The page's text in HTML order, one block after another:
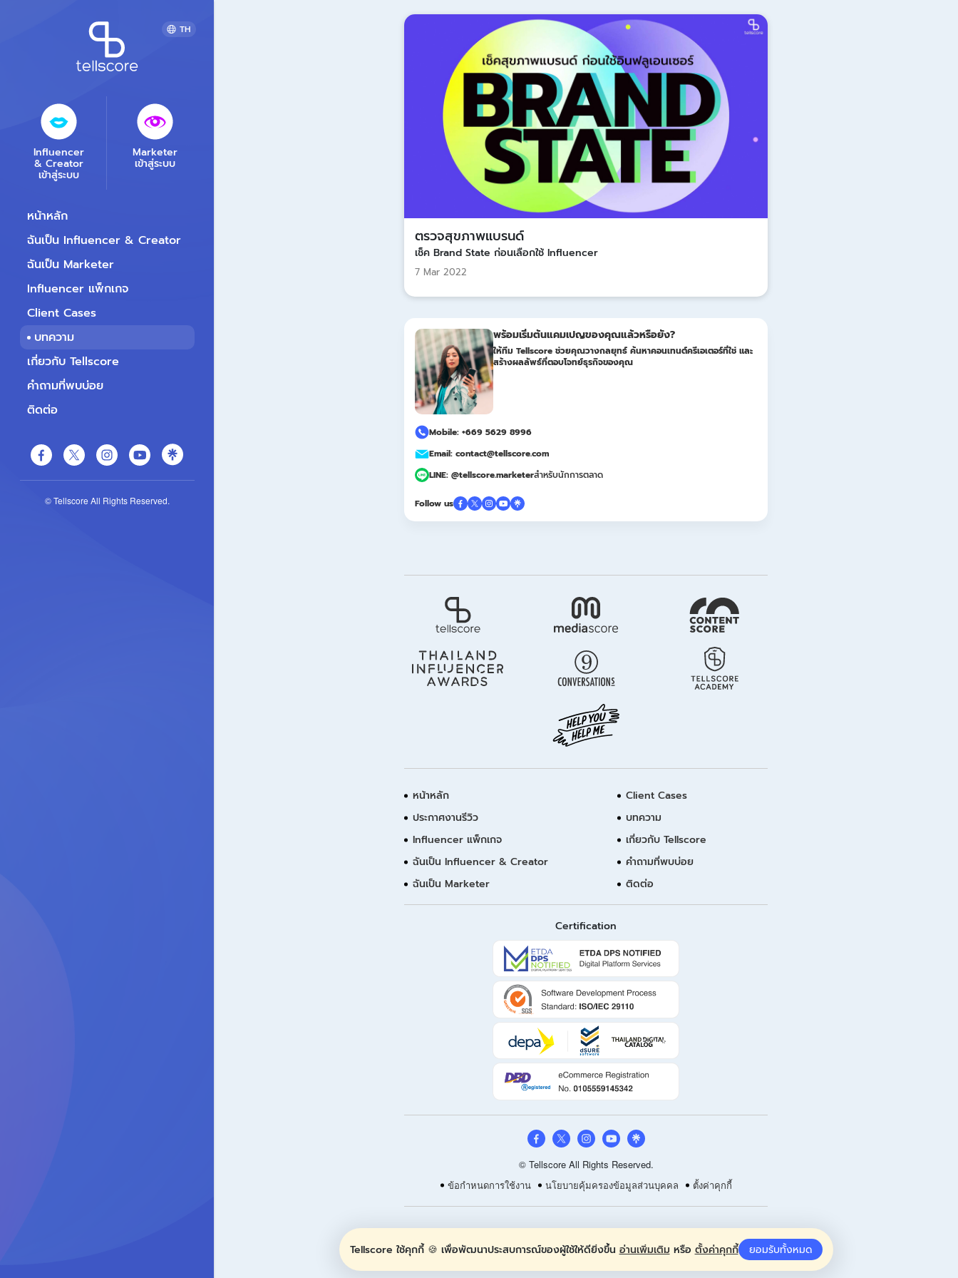
TH
Influencer
& Creator
เข้าสู่ระบบ
Marketer
เข้าสู่ระบบ
หน้าหลัก
ฉันเป็น Influencer & Creator
ฉันเป็น Marketer
Influencer แพ็กเกจ
Client Cases
บทความ
เกี่ยวกับ Tellscore
คำถามที่พบบ่อย
ติดต่อ
© Tellscore All Rights Reserved.
ตรวจสุขภาพแบรนด์
เช็ค Brand State ก่อนเลือกใช้ Influencer
7 Mar 2022
พร้อมเริ่มต้นแคมเปญของคุณแล้วหรือยัง?
ให้ทีม Tellscore ช่วยคุณวางกลยุทธ์ ค้นหาคอนเทนต์ครีเอเตอร์ที่ใช่ และ
สร้างผลลัพธ์ที่ตอบโจทย์ธุรกิจของคุณ
Mobile: +669 5629 8996
Email: contact@tellscore.com
LINE: @tellscore.marketerสำหรับนักการตลาด
Follow us
หน้าหลัก
ประกาศงานรีวิว
Influencer แพ็กเกจ
ฉันเป็น Influencer & Creator
ฉันเป็น Marketer
Client Cases
บทความ
เกี่ยวกับ Tellscore
คำถามที่พบบ่อย
ติดต่อ
Certification
© Tellscore All Rights Reserved.
ข้อกำหนดการใช้งาน
นโยบายคุ้มครองข้อมูลส่วนบุคคล ตั้งค่าคุกกี้
Tellscore ใช้คุกกี้ 🍪 เพื่อพัฒนาประสบการณ์ของผู้ใช้ให้ดียิ่งขึ้น อ่านเพิ่มเติม หรือ ตั้งค่าคุกกี้ ยอมรับทั้งหมด